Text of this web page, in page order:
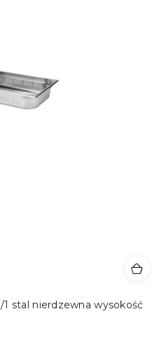
stal nierdzewna wysokość